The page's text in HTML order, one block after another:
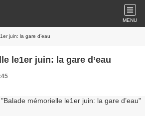
MENU
juin: la gare d’eau
le1er juin: la gare d’eau